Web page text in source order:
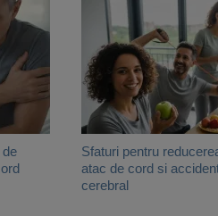
Sfaturi pentru
atac de cord si
cerebral